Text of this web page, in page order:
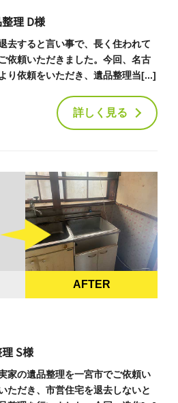
理 D様
去すると言い事で、長く住われて
依頼いただきました。今回、名古
り依頼をいただき、遺品整理当[...]
詳しく見る
AFTER
S様
家の遺品整理を一宮市でご依頼い
ただき、市営住宅を退去しないと